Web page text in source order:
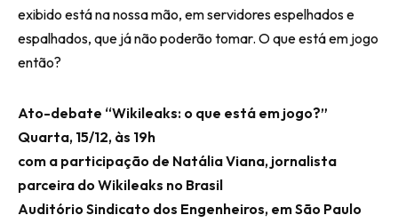
exibido está na nossa mão, em servidores espelhados e
espalhados, que já não poderão tomar. O que está em jogo
então?
Ato-debate “Wikileaks: o que está em jogo?”
Quarta, 15/12, às 19h
com a participação de Natália Viana, jornalista
parceira do Wikileaks no Brasil
Auditório Sindicato dos Engenheiros, em São Paulo